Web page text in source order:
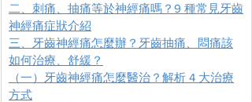
二、刺痛、抽痛等於神經痛嗎？9 種常見牙齒
神經痛症狀介紹
三、牙齒神經痛怎麼辦？牙齒抽痛、悶痛該
如何治療、舒緩？
（一）牙齒神經痛怎麼醫治？解析 4 大治療
方式